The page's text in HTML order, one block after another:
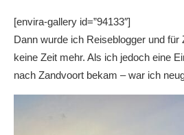
[envira-gallery id=”94133″]
Dann wurde ich Reiseblogger und
keine Zeit mehr. Als ich jedoch eine
nach Zandvoort bekam – war ich